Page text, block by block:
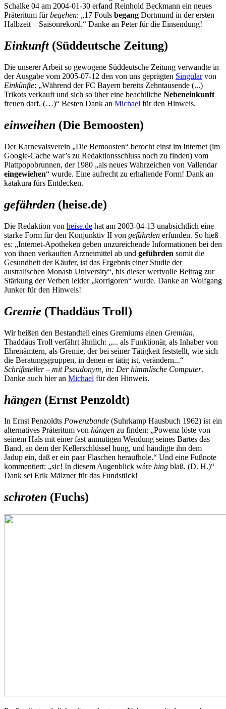
Schalke 04 am 2004-01-30 erfand Reinhold Beckmann ein neues
Präteritum fürbegehen: „17 Fouls begang Dortmund in der ersten
Halbzeit – Saisonrekord.“ Danke an Peter für die Einsendung!
Einkunft(Süddeutsche Zeitung)
Die unserer Arbeit so gewogene Süddeutsche Zeitung verwandte in
der Ausgabe vom 2005-07-12 den von uns geprägten Singularvon
Einkünfte: „Während der FC Bayern bereits Zehntausende (...)
Trikots verkauft und sich so über eine beachtliche Nebeneinkunft
freuen darf, (…)“ Besten Dank an Michael für den Hinweis.
einweihen (Die Bemoosten)
Der Karnevalsverein „Die Bemoosten“ berocht einst im Internet (im
Google-Cache war’s zu Redaktionsschluss noch zu finden) vom
Plattpopobrunnen, der 1980 „als neues Wahrzeichen von Vallendar
eingewiehen“ wurde. Eine aufrecht zu erhaltende Form! Dank an
katakura fürs Entdecken.
gefährden (heise.de)
Die Redaktion von heise.de hat am 2003-04-13 unabsichtlich eine
starke Form für den Konjunktiv II von gefährden erfunden. So hieß
es: „Internet-Apotheken geben unzureichende Informationen bei den
von ihnen verkauften Arzneimittel ab und geführden somit die
Gesundheit der Käufer, ist das Ergebnis einer Studie der
australischen Monash University“, bis dieser wertvolle Beitrag zur
Stärkung der Verben leider „korrigoren“ wurde. Danke an Wolfgang
Junker für den Hinweis!
Gremie (Thaddäus Troll)
Wir heißen den Bestandteil eines Gremiums einen Gremian,
Thaddäus Troll verfährt ähnlich: „... als Funktionär, als Inhaber von
Ehrenämtern, als Gremie, der bei seiner Tätigkeit feststellt, wie sich
die Beratungsgruppen, in denen er tätig ist, verändern...“
Schriftsteller – mit Pseudonym, in: Der himmlische Computer.
Danke auch hier an Michael für den Hinweis.
hängen (Ernst Penzoldt)
In Ernst Penzoldts Powenzbande (Suhrkamp Hausbuch 1962) ist ein
alternatives Präteritum von hángen zu finden: „Powenz löste von
seinem Hals mit einer fast anmutigen Wendung seines Bartes das
Band, an dem der Kellerschlüssel hung, und händigte ihn dem
Jadup ein, daß er ein paar Flaschen heraufhole.“ Und eine Fußnote
kommentiert: „sic! In diesem Augenblick wáre hing blaß. (D. H.)“
Dank sei Erik Mälzner für das Fundstück!
schroten (Fuchs)